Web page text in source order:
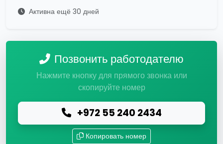
Активна ещё 30 дней
Позвонить работодателю
Нажмите кнопку для прямого звонка или
скопируйте номер
+972 55 240 2434
Копировать номер